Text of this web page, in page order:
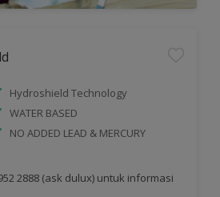
Hydroshield Technology
WATER BASED
NO ADDED LEAD & MERCURY
2888 (ask dulux) untuk informasi